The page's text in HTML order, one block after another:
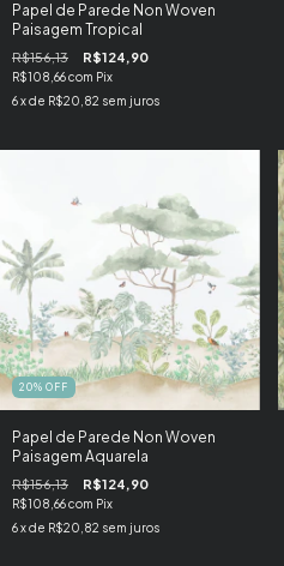
Papel de Parede Non Woven
Paisagem Tropical
R$156,13 R$124,90
R$108,66com Pix
6x de R$20,82 sem juros
20% OFF
Papel de Parede Non Woven
Paisagem Aquarela
R$156,13 R$124,90
R$108,66com Pix
6x de R$20,82 sem juros